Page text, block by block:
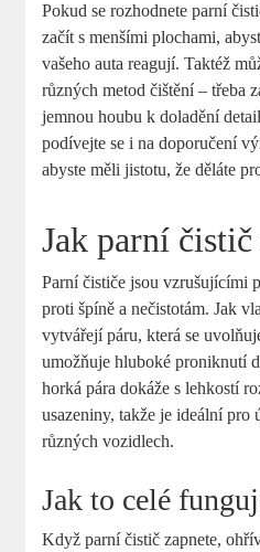
Pokud se rozhodnete parní
začít s menšími plochami,
vašeho auta reagují. Taktéž
různých metod čištění – třeba
jemnou houbu k doladění
podívejte se i na doporučení
abyste měli jistotu, že děláte
Jak parní
Parní čističe jsou vzrušujícími
proti špíně a nečistotám. Jak
vytvářejí páru, která se
umožňuje hluboké proniknutí
horká pára dokáže s lehkostí
usazeniny, takže je ideální pro
různých vozidlech.
Jak to celé
Když parní čistič zapnete,